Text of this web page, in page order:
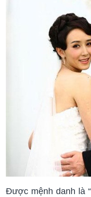
Được mệnh danh là